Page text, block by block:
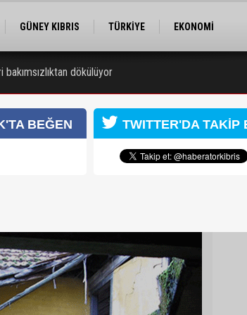
GÜNEY KIBRIS TÜRKİYE
EKONOMİ
bakımsızlıktan dökülüyor
BEĞEN TWITTER'DA TAKİP